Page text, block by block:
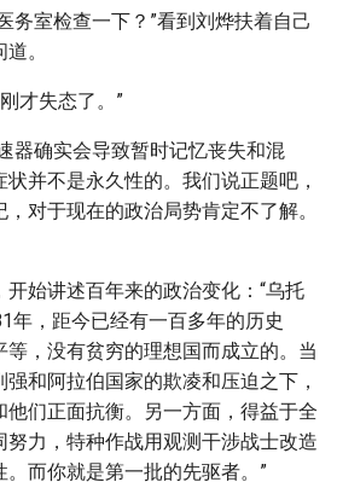
务室检查一下？”看到刘烨扶着自己
。
才失态了。”
器确实会导致暂时记忆丧失和混
并不是永久性的。我们说正题吧，
对于现在的政治局势肯定不了解。
始讲述百年来的政治变化：“乌托
年，距今已经有一百多年的历史
等，没有贫穷的理想国而成立的。当
和阿拉伯国家的欺凌和压迫之下，
们正面抗衡。另一方面，得益于全
努力，特种作战用观测干涉战士改造
而你就是第一批的先驱者。”